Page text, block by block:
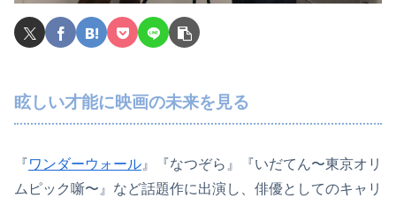
眩しい才能に映画の未来を見る
『ワンダーウォール 』『なつぞら』『いだてん〜東京オリ
ムピック噺〜』など話題作に出演し、俳優としてのキャリ